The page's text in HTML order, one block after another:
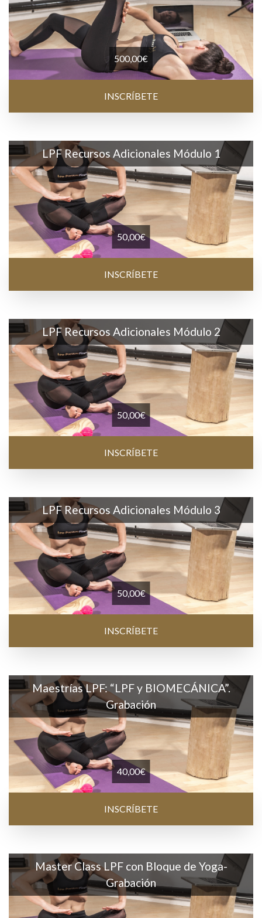
500,00€
INSCRÍBETE
LPF Recursos Adicionales Módulo 1
50,00€
INSCRÍBETE
LPF Recursos Adicionales Módulo 2
50,00€
INSCRÍBETE
LPF Recursos Adicionales Módulo 3
50,00€
INSCRÍBETE
Maestrías LPF: “LPF y BIOMECÁNICA”.
Grabación
40,00€
INSCRÍBETE
Master Class LPF con Bloque de Yoga-
Grabación